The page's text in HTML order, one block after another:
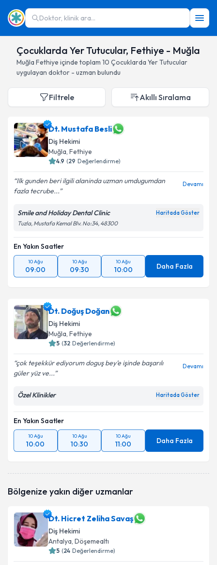
Doktor, klinik ara...
Çocuklarda Yer Tutucular, Fethiye - Muğla
Muğla Fethiye içinde toplam 10 Çocuklarda Yer Tutucular
uygulayan doktor - uzman bulundu
Filtrele Akıllı Sıralama
Dt. Mustafa Besli
Diş Hekimi
Muğla, Fethiye
4.9 (29 Değerlendirme)
Ilk gunden beri ilgili alaninda uzman umdugumdan
fazla tecrube...
Devamı
Smile and Holiday Dental Clinic Haritada Göster
Tuzla, Mustafa Kemal Blv. No:34, 48300
En Yakın Saatler
10 Ağu
09:00
10 Ağu
09:30
10 Ağu
10:00 Daha Fazla
Dt. Doğuş Doğan
Diş Hekimi
Muğla, Fethiye
5 (32 Değerlendirme)
çok teşekkür ediyorum doguş bey’e işinde başarılı
güler yüz ve...
Devamı
Özel Klinikler Haritada Göster
En Yakın Saatler
10 Ağu
10:00
10 Ağu
10:30
10 Ağu
11:00 Daha Fazla
Bölgenize yakın diğer uzmanlar
Dt. Hicret Zeliha Savaş
Diş Hekimi
Antalya, Döşemealtı
5 (24 Değerlendirme)